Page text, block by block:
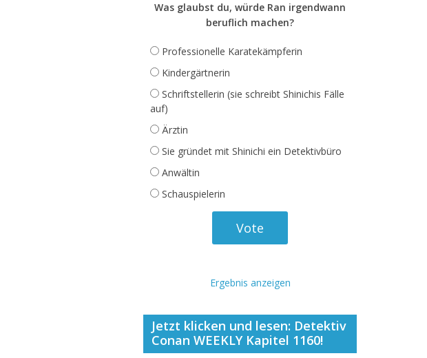
Was glaubst du, würde Ran irgendwann
beruflich machen?
Professionelle Karatekämpferin
Kindergärtnerin
Schriftstellerin (sie schreibt Shinichis Fälle
auf)
Ärztin
Sie gründet mit Shinichi ein Detektivbüro
Anwältin
Schauspielerin
Ergebnis anzeigen
Jetzt klicken und lesen: Detektiv
Conan WEEKLY Kapitel 1160!